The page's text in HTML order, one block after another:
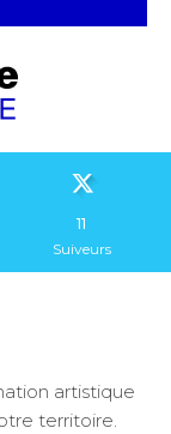
11
Suiveurs
artistique
territoire.